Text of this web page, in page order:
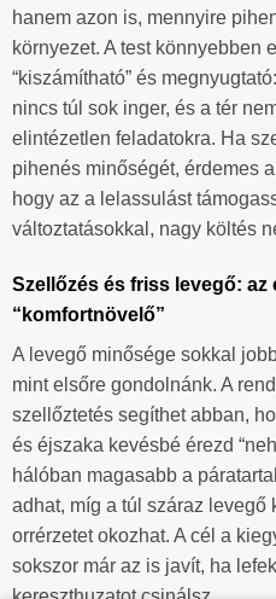
hanem azon is, mennyire
környezet. A test könnyebben
“kiszámítható” és
nincs túl sok inger, és a tér
elintézetlen feladatokra. Ha
pihenés minőségét, érdemes
hogy az a lelassulást
változtatásokkal, nagy költés
Szellőzés és friss levegő:
“komfortnövelő”
A levegő minősége sokkal
mint elsőre gondolnánk. A
szellőztetés segíthet abban,
és éjszaka kevésbé érezd
hálóban magasabb a
adhat, míg a túl száraz levegő
orrérzetet okozhat. A cél a
sokszor már az is javít, ha